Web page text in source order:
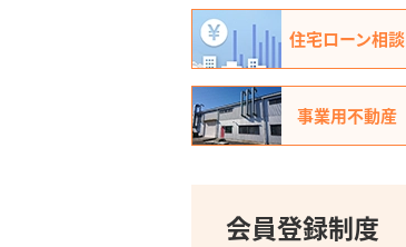
住宅ローン相談
事業用不動産
会員登録制度